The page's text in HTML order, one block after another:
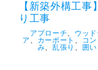
【新築外構工
り工事
アプローチ ウッ
ア
カーポート コ
み
乱張り 囲